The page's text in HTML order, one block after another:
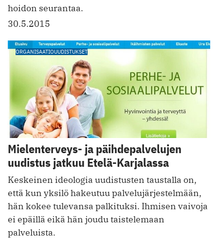
hoidon seurantaa.
30.5.2015
ORGANISAATIOUUDISTUKSET
Mielenterveys- ja päihdepalvelujen
uudistus jatkuu Etelä-Karjalassa
Keskeinen ideologia uudistusten taustalla on,
että kun yksilö hakeutuu palvelujärjestelmään,
hän kokee tulevansa palkituksi. Ihmisen vaivoja
ei epäillä eikä hän joudu taistelemaan
palveluista.